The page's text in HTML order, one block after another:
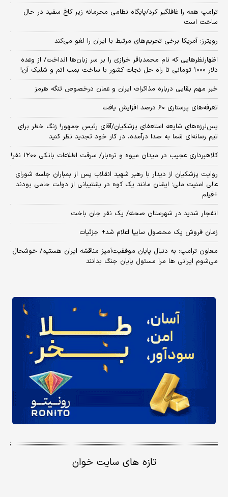
ترامپ همه را غافلگیر کرد/پایگاه نظامی محرمانه زیر کاخ سفید در حال
ساخت است
رویترز: آمریکا برخی تحریم‌های مرتبط با ایران را لغو می‌کند
اظهارنظرهایی که نام محمدباقر خرازی را بر سر زبان‌ها انداخت/ از وعده
دلار ۱۰۰۰ تومانی تا راه حل نجات کشور با ساخت بمب اتم و شلیک آن!
خبر مهم بقایی درباره مذاکرات ایران و عمان درخصوص تنگه هرمز
تعرفه‌های پرستاری ۶۰ درصد افزایش یافت
پس‌لرزه‌های شایعه استعفای پزشکیان/آقای رئیس جمهور! زنگ خطر برای
تیم رسانه‌ای شما به صدا درآمده، در کار خود تجدید نظر کنید
کلاهبرداری عجیب در میدان میوه و تره‌بار/ سرقت اطلاعات بانکی ۱۲۰۰ نفر!
روایت پزشکیان از دیدار با رهبر شهید انقلاب پس از بمباران جلسه شورای
عالی امنیت ملی؛ ایشان مانند یک کوه در پشتیبانی از دولت حامی بودند
+فیلم
انفجار شدید در شهرستان صحنه/ یک نفر جان باخت
زمان فروش یک محصول سایپا اعلام شد+ جزئیات
معاون ترامپ: به دنبال پایان موفقیت‌آمیز مناقشه ایران هستیم/ خوشحال
می‌شوم ایرانی ها مرا مسئول پایان جنگ بدانند
تازه های سایت خوان